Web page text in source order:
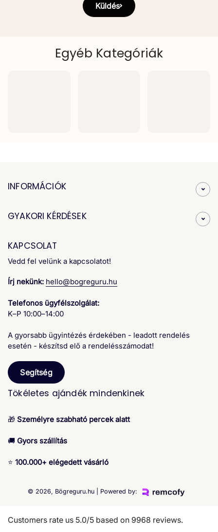
Küldés
Egyéb Kategóriák
INFORMÁCIÓK
GYAKORI KÉRDÉSEK
KAPCSOLAT
Vedd fel velünk a kapcsolatot!
Írj nekünk: hello@bogreguru.hu
Telefonos ügyfélszolgálat:
K–P 10:00–14:00
A gyorsabb ügyintézés érdekében - leadott rendelés
esetén - készítsd elő a rendelésszámodat!
Segítség
Tökéletes ajándék mindenkinek
🎁 Személyre szabható percek alatt
🚚 Gyors szállítás
⭐ 100.000+ elégedett vásárló
© 2026, Bögreguru.hu | Powered by:
Customers rate us 5.0/5 based on 9968 reviews.